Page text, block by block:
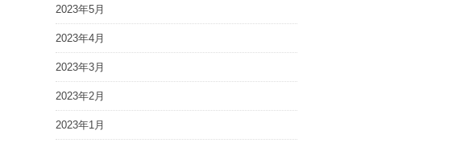
2023年5月
2023年4月
2023年3月
2023年2月
2023年1月